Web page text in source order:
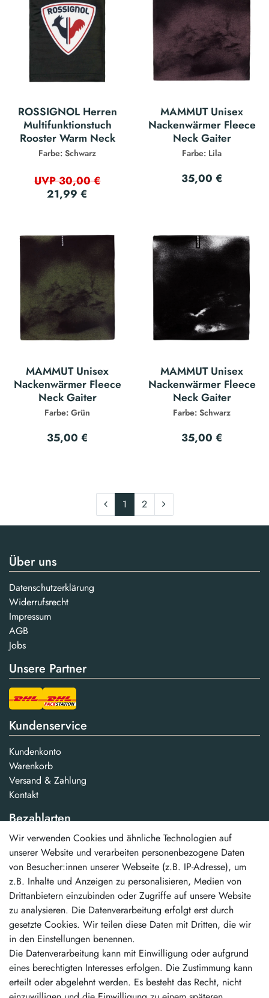
ROSSIGNOL Herren
Multifunktionstuch
Rooster Warm Neck
Farbe: Schwarz
UVP 30,00 €
21,99 €
MAMMUT Unisex
Nackenwärmer Fleece
Neck Gaiter
Farbe: Lila
35,00 €
MAMMUT Unisex
Nackenwärmer Fleece
Neck Gaiter
Farbe: Grün
35,00 €
MAMMUT Unisex
Nackenwärmer Fleece
Neck Gaiter
Farbe: Schwarz
35,00 €
1 2
Über uns
Datenschutzerklärung
Widerrufsrecht
Impressum
AGB
Jobs
Unsere Partner
Kundenservice
Kundenkonto
Warenkorb
Versand & Zahlung
Kontakt
Bezahlarten
...und weitere
Unsere Vorteile
schneller Versand
kostenloser Versand ab 50,00 €
erstklassiger Service
Vertrag widerrufen
Kontakt
Wir verwenden Cookies und ähnliche Technologien auf
unserer Website und verarbeiten personenbezogene Daten
von Besucher:innen unserer Webseite (z.B. IP-Adresse), um
z.B. Inhalte und Anzeigen zu personalisieren, Medien von
Drittanbietern einzubinden oder Zugriffe auf unsere Website
zu analysieren. Die Datenverarbeitung erfolgt erst durch
gesetzte Cookies. Wir teilen diese Daten mit Dritten, die wir
in den Einstellungen benennen.
Die Datenverarbeitung kann mit Einwilligung oder aufgrund
eines berechtigten Interesses erfolgen. Die Zustimmung kann
erteilt oder abgelehnt werden. Es besteht das Recht, nicht